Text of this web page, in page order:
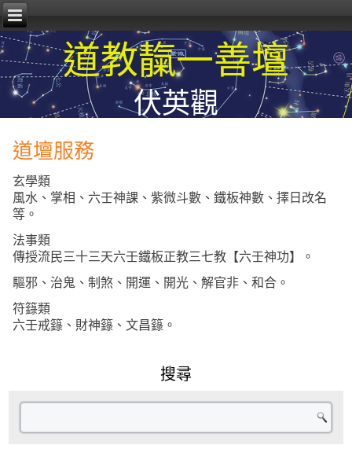
道教靝一善壇
伏英觀
道壇服務
玄學類
風水、掌相、六壬神課、紫微斗數、鐵板神數、擇日改名
等。
法事類
傳授流民三十三天六壬鐵板正教三七教【六壬神功】。
驅邪、治鬼、制煞、開運、開光、解官非、和合。
符籙類
六壬戒籙、財神籙、文昌籙。
搜尋